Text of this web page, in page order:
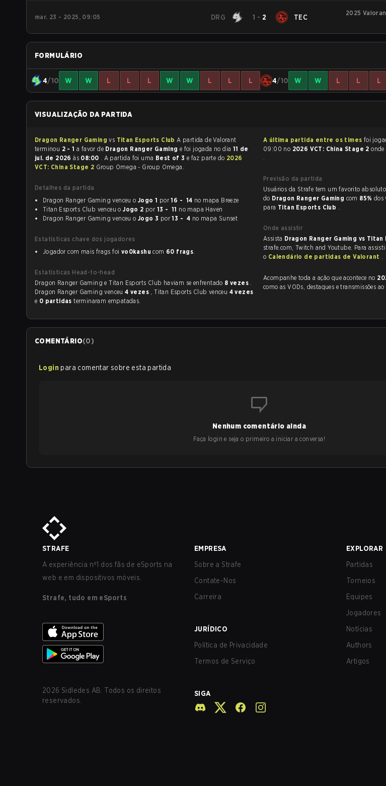
mar. 23 - 2025, 09:05 DRG 1 - 2 TEC
2025
FORMULÁRIO
4/10 W W L L L W W L L L 4/10 W W L L L
VISUALIZAÇÃO DA PARTIDA
Dragon Ranger Gamingvs Titan Esports ClubA partida de Valorant
terminou 2 - 1 a favor de Dragon Ranger Gaming e foi jogada no dia 11 de
jul. de 2026às 08:00 . A partida foi uma Best of 3 e faz parte do 2026
VCT: China Stage 2 Group Omega - Group Omega.
Detalhes da partida
Dragon Ranger Gaming venceu o Jogo 1 por 16 - 14 no mapa Breeze
Titan Esports Club venceu oJogo 2 por 13 - 11 no mapa Haven
Dragon Ranger Gaming venceu o Jogo 3 por 13 - 4 no mapa Sunset
Estatísticas chave dos jogadores
Jogador com mais frags foi vo0kashu com 60 frags.
Estatísticas Head-to-head
Dragon Ranger Gaming e Titan Esports Club haviam se enfrentado 8 vezes .
Dragon Ranger Gaming venceu4 vezes , Titan Esports Club venceu 4 vezes
e 0 partidasterminaram empatadas.
A última partida entre os times
09:00 no 2026 VCT: China Stage 2onde
.
Previsão da partida
Usuários da Strafe tem um favorito absoluto para a partida, e preveem a vitória
do Dragon Ranger Gaming com 85% dos
para Titan Esports Club .
Onde assistir
Assista Dragon Ranger Gaming vs
strafe.com, Twitch and Youtube. Para
o Calendário de partidas de Valorant .
Acompanhe toda a ação que acontece no
como as VODs, destaques e transmissões
COMENTÁRIO(0)
Login para comentar sobre esta partida
Nenhum comentário ainda
Faça login e seja o primeiro a iniciar a conversa!
STRAFE
A experiência nº1 dos fãs de eSports na
web e em dispositivos móveis.
Strafe, tudo em eSports
2026 Sidledes AB. Todos os direitos
reservados.
EMPRESA
Sobre a Strafe
Contate-Nos
Carreira
JURÍDICO
Política de Privacidade
Termos de Serviço
SIGA
EXPLORAR
Partidas
Torneios
Equipes
Jogadores
Notícias
Authors
Artigos